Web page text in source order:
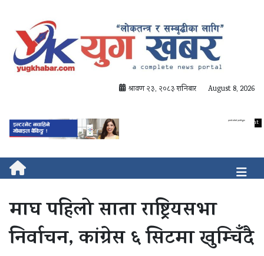
श्रावण २३, २०८३ शनिबार August 8, 2026
माघ पहिलो साता राष्ट्रियसभा
निर्वाचन, कांग्रेस ६ सिटमा खुम्चिँदै